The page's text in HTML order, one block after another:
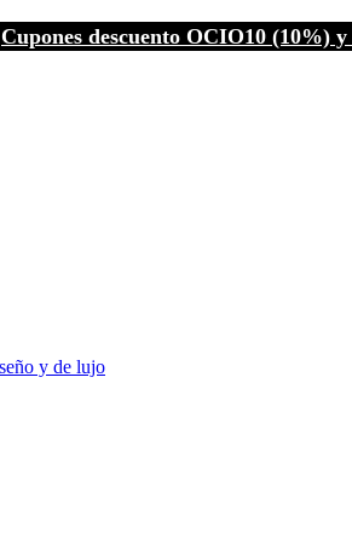
Cupones descuento OCIO10 (10%)